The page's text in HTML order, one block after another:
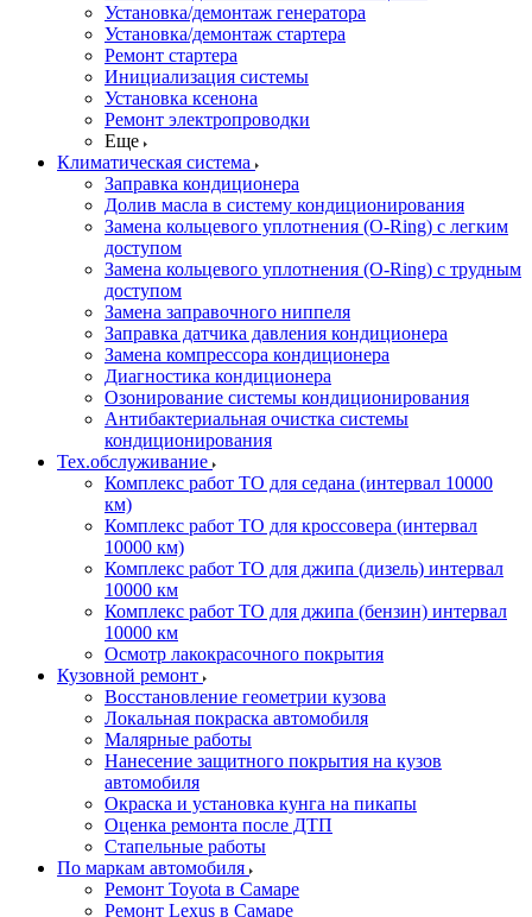
Установка/демонтаж генератора
Установка/демонтаж стартера
Ремонт стартера
Инициализация системы
Установка ксенона
Ремонт электропроводки
Еще
Климатическая система
Заправка кондиционера
Долив масла в систему кондиционирования
Замена кольцевого уплотнения (O-Ring) с легким
доступом
Замена кольцевого уплотнения (O-Ring) с трудным
доступом
Замена заправочного ниппеля
Заправка датчика давления кондиционера
Замена компрессора кондиционера
Диагностика кондиционера
Озонирование системы кондиционирования
Антибактериальная очистка системы
кондиционирования
Тех.обслуживание
Комплекс работ ТО для седана (интервал 10000
км)
Комплекс работ ТО для кроссовера (интервал
10000 км)
Комплекс работ ТО для джипа (дизель) интервал
10000 км
Комплекс работ ТО для джипа (бензин) интервал
10000 км
Осмотр лакокрасочного покрытия
Кузовной ремонт
Восстановление геометрии кузова
Локальная покраска автомобиля
Малярные работы
Нанесение защитного покрытия на кузов
автомобиля
Окраска и установка кунга на пикапы
Оценка ремонта после ДТП
Стапельные работы
По маркам автомобиля
Ремонт Toyota в Самаре
Ремонт Lexus в Самаре